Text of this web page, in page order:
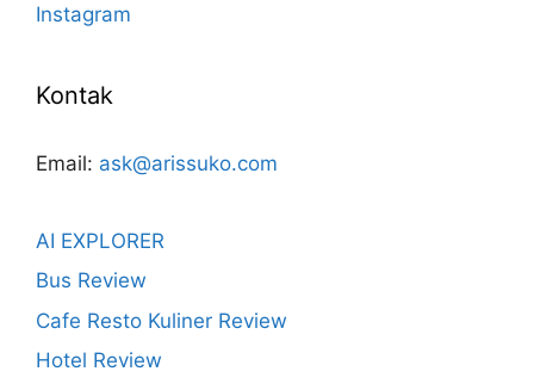
Instagram
Kontak
Email: ask@arissuko.com
AI EXPLORER
Bus Review
Cafe Resto Kuliner Review
Hotel Review